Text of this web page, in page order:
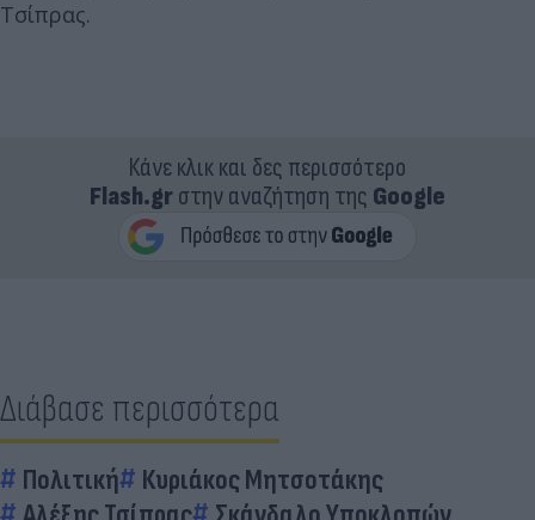
Τσίπρας.
Κάνε κλικ και δες περισσότερο
Flash.grστην αναζήτηση της Google
Διάβασε περισσότερα
Πολιτική
Κυριάκος Μητσοτάκης